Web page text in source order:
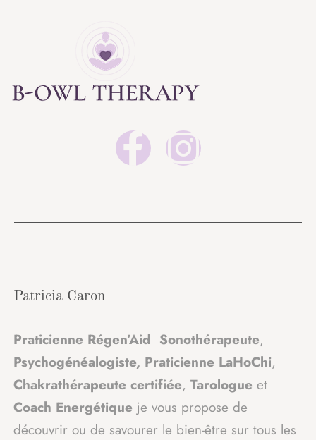
Patricia Caron
Praticienne Régen’Aid Sonothérapeute,
Psychogénéalogiste, Praticienne LaHoChi,
Chakrathérapeute certifiée, Tarologue et
Coach Energétique je vous propose de
découvrir ou de savourer le bien-être sur tous les